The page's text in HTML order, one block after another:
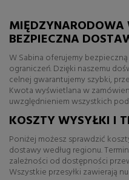
MIĘDZYNARODOWA
BEZPIECZNA
W Sabina oferujemy
ograniczeń. Dzięki naszemu
celnej gwarantujemy szybki,
Kwota wyświetlana w
uwzględnieniem wszystkich
KOSZTY WYSYŁKI I
Poniżej możesz sprawdzić
dostawy według regionu.
zależności od dostępności
Wszystkie przesyłki zawierają